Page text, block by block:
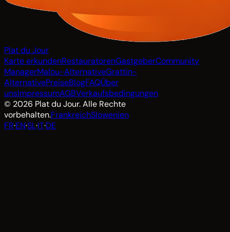
Plat du Jour
Karte erkundenRestauratorenGastgeberCommunity
ManagerMalou-AlternativeGrattin-
AlternativePreiseBlogFAQÜber
unsImpressumAGBVerkaufsbedingungen
© 2026 Plat du Jour. Alle Rechte
vorbehalten.FrankreichSlowenien
FR·EN·SL·IT·DE